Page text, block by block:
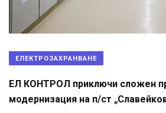
ЕЛЕКТРОЗАХРАНВАНЕ
ЕЛ КОНТРОЛ приключи сложен
модернизация на п/ст